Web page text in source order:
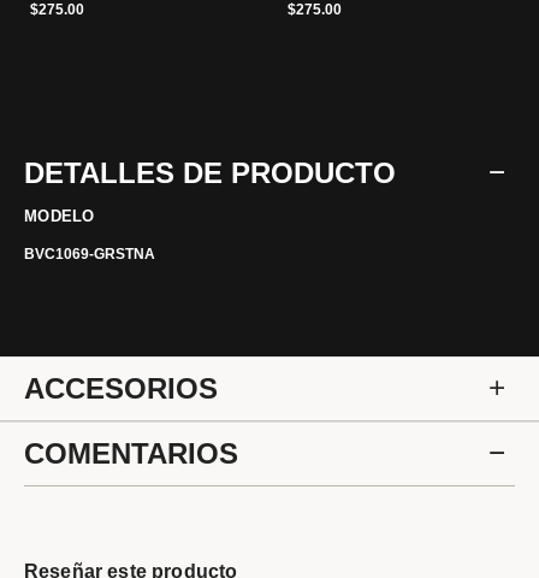
$275.00 $275.00
DETALLES DE PRODUCTO
MODELO
BVC1069-GRSTNA
ACCESORIOS
COMENTARIOS
Reseñar este producto